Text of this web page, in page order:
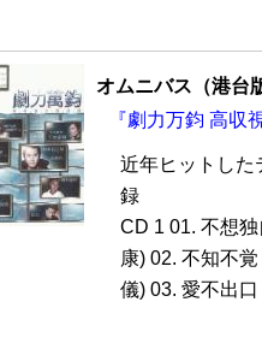
オムニバス（港台
『劇力万鈞 高収
近年ヒットした
録
CD 1 01. 不想
康) 02. 不知不
儀) 03. 愛不出